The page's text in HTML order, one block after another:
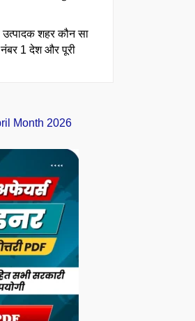
शहर कौन सा
नंबर 1 देश और पूरी